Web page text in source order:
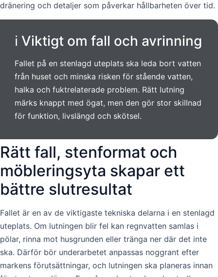
dränering och detaljer som påverkar hållbarheten över tid.
ℹ️ Viktigt om fall och avrinning
Fallet på en stenlagd uteplats ska leda bort vatten
från huset och minska risken för stående vatten,
halka och fuktrelaterade problem. Rätt lutning
märks knappt med ögat, men den gör stor skillnad
för funktion, livslängd och skötsel.
Rätt fall, stenformat och
möbleringsyta skapar ett
bättre slutresultat
Fallet är en av de viktigaste tekniska delarna i en stenlagd
uteplats. Om lutningen blir fel kan regnvatten samlas i
pölar, rinna mot husgrunden eller tränga ner där det inte
ska. Därför bör underarbetet anpassas noggrant efter
markens förutsättningar, och lutningen ska planeras innan